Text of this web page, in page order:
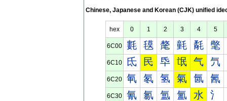
Chinese, Japanese and Korean (CJK) unified
hex 0 1 2 3 4 5
6C00 氀 氁 氂 氃 氄 氅
6C10 氐 民 氒 氓 气 氕
6C20 氠 氡 氢 氣 氤 氥
6C30 氰 氱 氲 氳 水 氵